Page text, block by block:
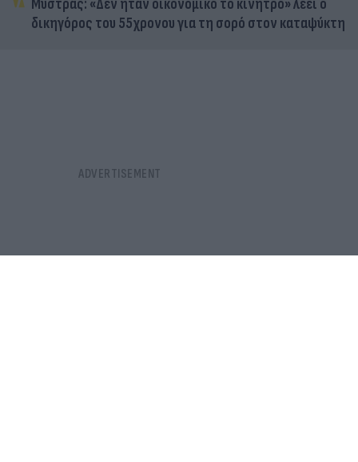
Μυστράς: «Δεν ήταν οικονομικό το κίνητρο» λέει ο
δικηγόρος του 55χρονου για τη σορό στον καταψύκτη